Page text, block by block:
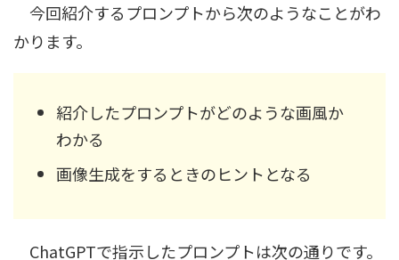
今回紹介するプロンプトから次のようなことがわ
かります。
紹介したプロンプトがどのような画風か
わかる
画像生成をするときのヒントとなる
ChatGPTで指示したプロンプトは次の通りです。